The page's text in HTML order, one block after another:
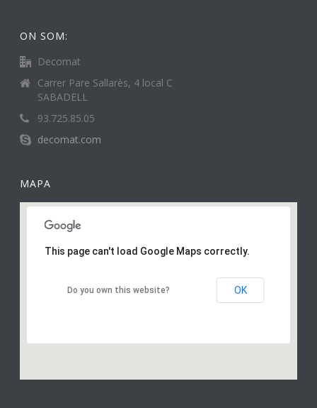
ON SOM:
Decomat
Carrer Pare Sallarès, 4 local C
SABADELL
93.725.85.05
decomat.com
MAPA
This page can't load Google Maps correctly.
Do you own this website? OK